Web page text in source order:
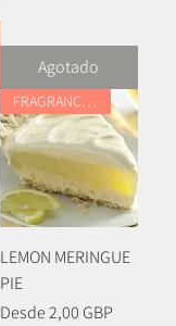
Agotado
FRAGRANCE OIL
LEMON MERINGUE
PIE
Desde2,00 GBP
Precio de oferta